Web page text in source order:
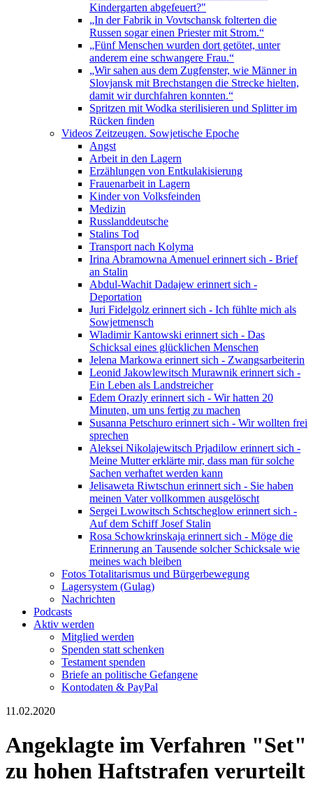
Kindergarten abgefeuert?"
„In der Fabrik in Vovtschansk folterten die
Russen sogar einen Priester mit Strom.“
„Fünf Menschen wurden dort getötet, unter
anderem eine schwangere Frau.“
„Wir sahen aus dem Zugfenster, wie Männer in
Slovjansk mit Brechstangen die Strecke hielten,
damit wir durchfahren konnten.“
Spritzen mit Wodka sterilisieren und Splitter im
Rücken finden
Videos Zeitzeugen. Sowjetische Epoche
Angst
Arbeit in den Lagern
Erzählungen von Entkulakisierung
Frauenarbeit in Lagern
Kinder von Volksfeinden
Medizin
Russlanddeutsche
Stalins Tod
Transport nach Kolyma
Irina Abramowna Amenuel erinnert sich - Brief
an Stalin
Abdul-Wachit Dadajew erinnert sich -
Deportation
Juri Fidelgolz erinnert sich - Ich fühlte mich als
Sowjetmensch
Wladimir Kantowski erinnert sich - Das
Schicksal eines glücklichen Menschen
Jelena Markowa erinnert sich - Zwangsarbeiterin
Leonid Jakowlewitsch Murawnik erinnert sich -
Ein Leben als Landstreicher
Edem Orazly erinnert sich - Wir hatten 20
Minuten, um uns fertig zu machen
Susanna Petschuro erinnert sich - Wir wollten frei
sprechen
Aleksei Nikolajewitsch Prjadilow erinnert sich -
Meine Mutter erklärte mir, dass man für solche
Sachen verhaftet werden kann
Jelisaweta Riwtschun erinnert sich - Sie haben
meinen Vater vollkommen ausgelöscht
Sergei Lwowitsch Schtscheglow erinnert sich -
Auf dem Schiff Josef Stalin
Rosa Schowkrinskaja erinnert sich - Möge die
Erinnerung an Tausende solcher Schicksale wie
meines wach bleiben
Fotos Totalitarismus und Bürgerbewegung
Lagersystem (Gulag)
Nachrichten
Podcasts
Aktiv werden
Mitglied werden
Spenden statt schenken
Testament spenden
Briefe an politische Gefangene
Kontodaten & PayPal
11.02.2020
Angeklagte im Verfahren "Set"
zu hohen Haftstrafen verurteilt